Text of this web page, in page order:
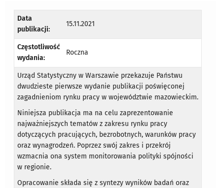
Data
publikacji:
15.11.2021
Częstotliwość
wydania:
Roczna
Urząd Statystyczny w Warszawie przekazuje Państwu
dwudzieste pierwsze wydanie publikacji poświęconej
zagadnieniom rynku pracy w województwie mazowieckim.
Niniejsza publikacja ma na celu zaprezentowanie
najważniejszych tematów z zakresu rynku pracy
dotyczących pracujących, bezrobotnych, warunków pracy
oraz wynagrodzeń. Poprzez swój zakres i przekrój
wzmacnia ona system monitorowania polityki spójności
w regionie.
Opracowanie składa się z syntezy wyników badań oraz